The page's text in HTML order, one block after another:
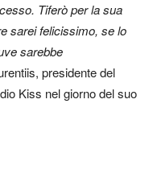
Tiferò per la sua
sarei felicissimo, se lo
sarebbe
presidente del
Kiss nel giorno del suo